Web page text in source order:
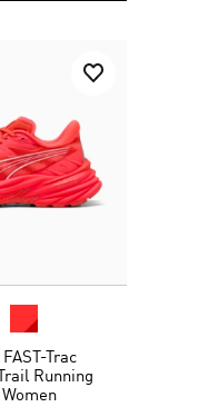
Trac
Running